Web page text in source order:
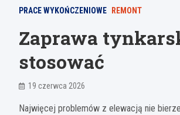
PRACE WYKOŃCZENIOWE REMONT
Zaprawa
stosować
19 czerwca 2026
Najwięcej problemów z elewacją nie